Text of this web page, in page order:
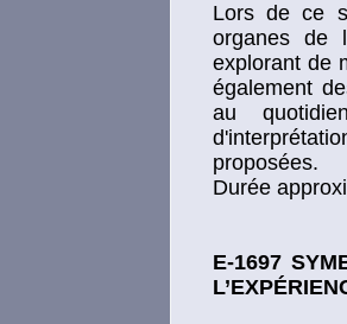
Lors de ce
organes de
explorant de
également
au
proposées.
Durée
E-1697